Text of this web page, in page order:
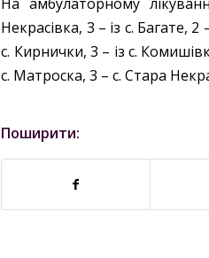
Некрасівка, 3 – із с. Багате, 2
с. Кирнички, 3 – із с.
с. Матроска, 3 – с. Стара
Поширити: